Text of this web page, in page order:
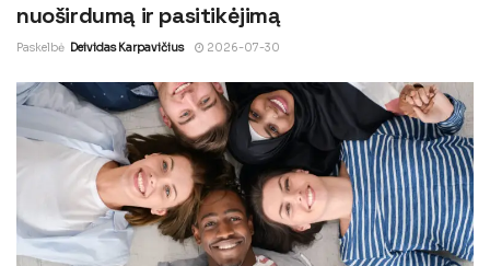
nuoširdumą ir pasitikėjimą
Paskelbė Deividas Karpavičius 2026-07-30